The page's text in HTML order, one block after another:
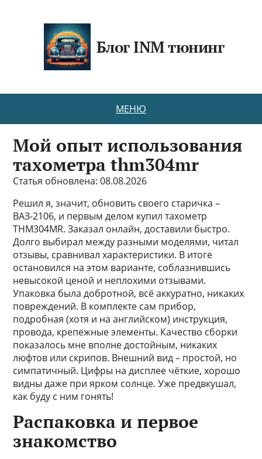
Блог INM тюнинг
МЕНЮ
Мой опыт использования
тахометра thm304mr
Статья обновлена: 08.08.2026
Решил я, значит, обновить своего старичка –
ВАЗ-2106, и первым делом купил тахометр
THM304MR. Заказал онлайн, доставили быстро.
Долго выбирал между разными моделями, читал
отзывы, сравнивал характеристики. В итоге
остановился на этом варианте, соблазнившись
невысокой ценой и неплохими отзывами.
Упаковка была добротной, всё аккуратно, никаких
повреждений. В комплекте сам прибор,
подробная (хотя и на английском) инструкция,
провода, крепежные элементы. Качество сборки
показалось мне вполне достойным, никаких
люфтов или скрипов. Внешний вид – простой, но
симпатичный. Цифры на дисплее чёткие, хорошо
видны даже при ярком солнце. Уже предвкушал,
как буду с ним гонять!
Распаковка и первое
знакомство